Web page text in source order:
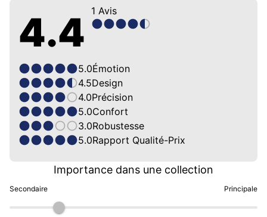
4.4 1 Avis
5.0Émotion
4.5Design
4.0Précision
5.0Confort
3.0Robustesse
5.0Rapport Qualité-Prix
Secondaire
Importance dans une collection
Principale